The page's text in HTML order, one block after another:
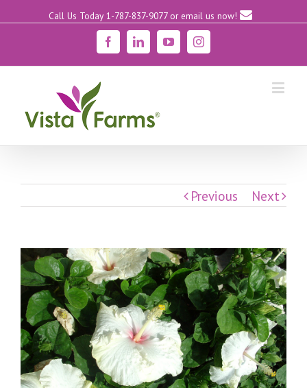
Call Us Today 1-787-837-9077 or email us now!
FacebookLinkedinYouTubeInstagram
Previous Next